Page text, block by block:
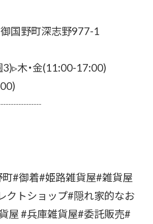
国野町深志野977-1
木・金(11:00-17:00)
#御着#姫路雑貨屋#雑貨屋
クトショップ#隠れ家的なお
屋#兵庫雑貨屋#委託販売#